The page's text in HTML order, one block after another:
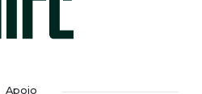
Apoio